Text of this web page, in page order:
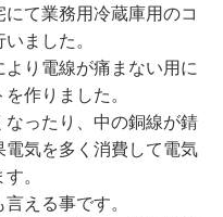
て業務用冷蔵庫用のコ
ました。
り電線が痛まない用に
作りました。
ったり、中の銅線が錆
気を多く消費して電気
。
える事です。